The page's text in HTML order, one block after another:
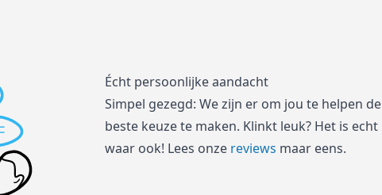
Écht persoonlijke aandacht
Simpel gezegd: We zijn er om jou te helpen de
beste keuze te maken. Klinkt leuk? Het is echt
waar ook! Lees onze reviews maar eens.